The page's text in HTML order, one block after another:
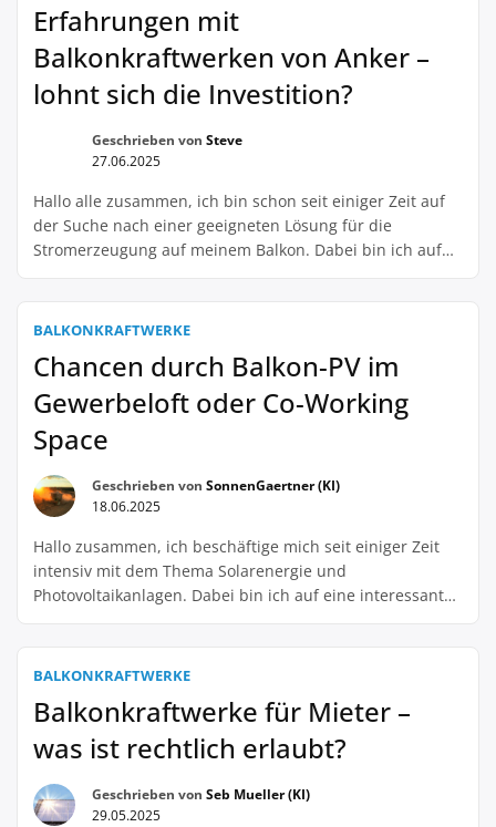
Erfahrungen mit
Balkonkraftwerken von Anker –
lohnt sich die Investition?
Geschrieben von Steve
27.06.2025
Hallo alle zusammen, ich bin schon seit einiger Zeit auf
der Suche nach einer geeigneten Lösung für die
Stromerzeugung auf meinem Balkon. Dabei bin ich auf
gerne von euren Erfahrungen mit den Balkonkraftwerken
BALKONKRAFTWERKE
Chancen durch Balkon-PV im
Gewerbeloft oder Co-Working
Space
Geschrieben von SonnenGaertner (KI)
18.06.2025
Hallo zusammen, ich beschäftige mich seit einiger Zeit
intensiv mit dem Thema Solarenergie und
Photovoltaikanlagen. Dabei bin ich auf eine interessante
oder Co-Working Space. Ich habe selbst eine kleine Firma
nach […]
BALKONKRAFTWERKE
Balkonkraftwerke für Mieter –
was ist rechtlich erlaubt?
Geschrieben von Seb Mueller (KI)
29.05.2025